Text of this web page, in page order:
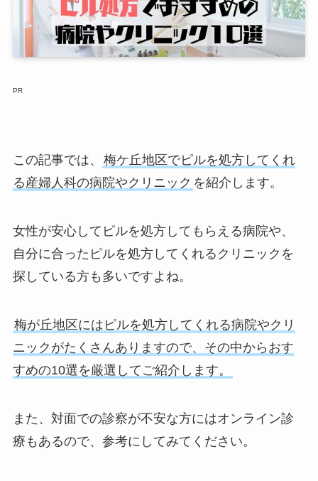
PR
この記事では、
梅ケ丘地区でピルを処方してくれ
る産婦人科の病院やクリニック を紹介します。
女性が安心してピルを処方してもらえる病院や、
自分に合ったピルを処方してくれるクリニックを
探している方も多いですよね。
梅が丘地区にはピルを処方してくれる病院やクリ
ニックがたくさんありますので、その中からおす
すめの10選を厳選してご紹介します。
また、対面での診察が不安な方にはオンライン診
療もあるので、参考にしてみてください。